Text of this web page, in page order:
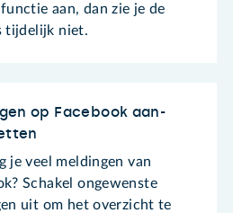
aan, dan zie je de
tijdelijk niet.
op Facebook aan-
je veel meldingen van
Schakel ongewenste
uit om het overzicht te